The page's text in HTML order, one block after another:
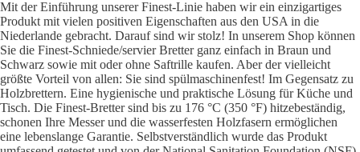
Mit der Einführung unserer Finest-Linie haben wir ein einzigartiges
Produkt mit vielen positiven Eigenschaften aus den USA in die
Niederlande gebracht. Darauf sind wir stolz! In unserem Shop können
Sie die Finest-Schniede/servier Bretter ganz einfach in Braun und
Schwarz sowie mit oder ohne Saftrille kaufen. Aber der vielleicht
größte Vorteil von allen: Sie sind spülmaschinenfest! Im Gegensatz zu
Holzbrettern. Eine hygienische und praktische Lösung für Küche und
Tisch. Die Finest-Bretter sind bis zu 176 °C (350 °F) hitzebeständig,
schonen Ihre Messer und die wasserfesten Holzfasern ermöglichen
eine lebenslange Garantie. Selbstverständlich wurde das Produkt